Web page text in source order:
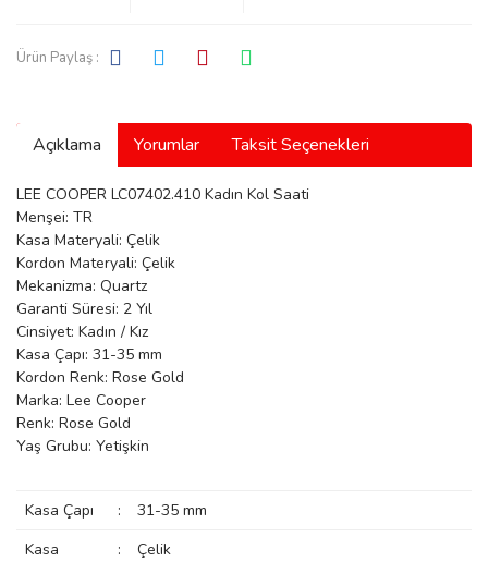
Manoir
Ürün Paylaş :
Açıklama Yorumlar Taksit Seçenekleri
LEE COOPER LC07402.410 Kadın Kol Saati
Menşei: TR
Kasa Materyali: Çelik
Kordon Materyali: Çelik
Mekanizma: Quartz
Garanti Süresi: 2 Yıl
Cinsiyet: Kadın / Kız
Kasa Çapı: 31-35 mm
Kordon Renk: Rose Gold
Marka: Lee Cooper
Renk: Rose Gold
Yaş Grubu: Yetişkin
Kasa Çapı :
31-35 mm
Kasa
: Çelik